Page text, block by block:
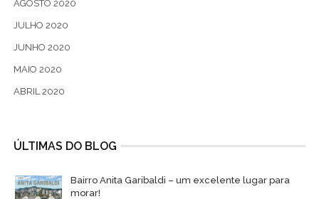
AGOSTO 2020
JULHO 2020
JUNHO 2020
MAIO 2020
ABRIL 2020
ÚLTIMAS DO BLOG
Bairro Anita Garibaldi – um excelente lugar para
morar!